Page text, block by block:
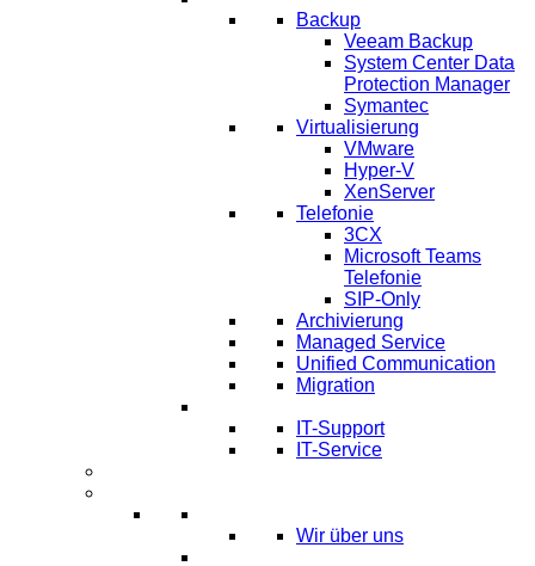
Backup
Veeam Backup
System Center Data
Protection Manager
Symantec
Virtualisierung
VMware
Hyper-V
XenServer
Telefonie
3CX
Microsoft Teams
Telefonie
SIP-Only
Archivierung
Managed Service
Unified Communication
Migration
IT-Support
IT-Service
Wir über uns